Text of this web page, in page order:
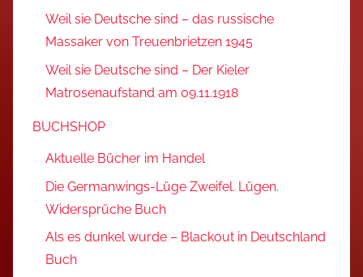
Weil sie Deutsche sind – das russische
Massaker von Treuenbrietzen 1945
Weil sie Deutsche sind – Der Kieler
Matrosenaufstand am 09.11.1918
BUCHSHOP
Aktuelle Bücher im Handel
Die Germanwings-Lüge Zweifel. Lügen.
Widersprüche Buch
Als es dunkel wurde – Blackout in Deutschland
Buch